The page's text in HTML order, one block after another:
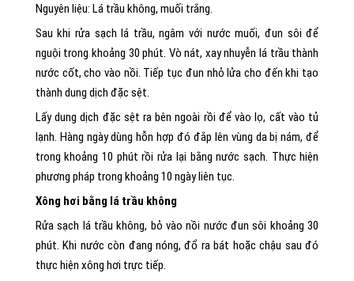
Nguyên liệu: Lá trầu không, muối trắng.
Sau khi rửa sạch lá trầu, ngâm với nước muối, đun sôi để
nguội trong khoảng 30 phút. Vò nát, xay nhuyễn lá trầu thành
nước cốt, cho vào nồi. Tiếp tục đun nhỏ lửa cho đến khi tạo
thành dung dịch đặc sệt.
Lấy dung dịch đặc sệt ra bên ngoài rồi để vào lọ, cất vào tủ
lạnh. Hàng ngày dùng hỗn hợp đó đắp lên vùng da bị nám, để
trong khoảng 10 phút rồi rửa lại bằng nước sạch. Thực hiện
phương pháp trong khoảng 10 ngày liên tục.
Xông hơi bằng lá trầu không
Rửa sạch lá trầu không, bỏ vào nồi nước đun sôi khoảng 30
phút. Khi nước còn đang nóng, đổ ra bát hoặc chậu sau đó
thực hiện xông hơi trực tiếp.